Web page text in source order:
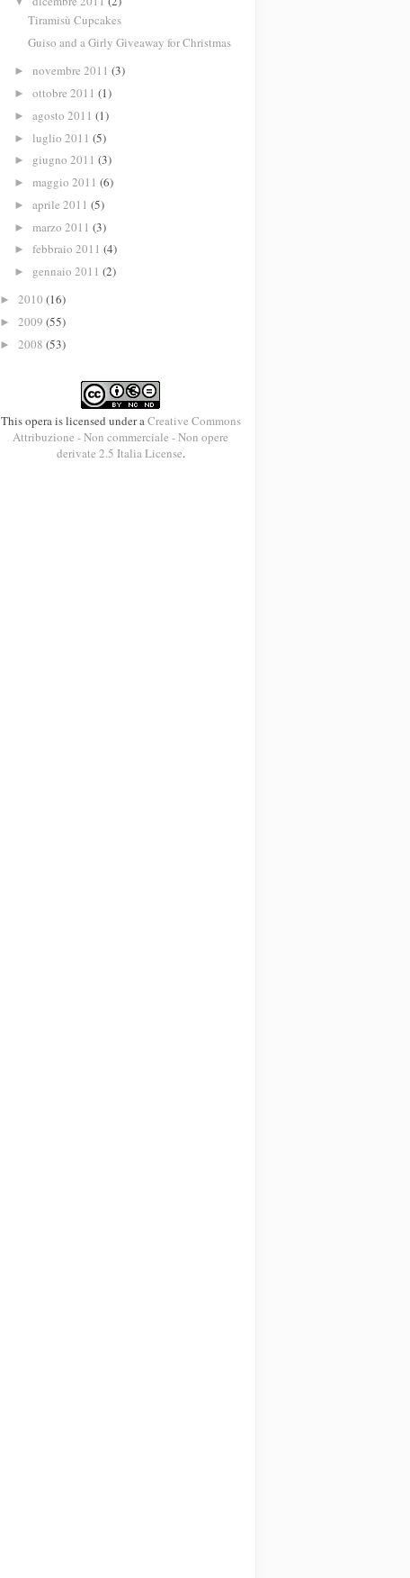
Tiramisù Cupcakes
Guiso and a Girly Giveaway for Christmas
► novembre 2011 (3)
► ottobre 2011 (1)
► agosto 2011 (1)
► luglio 2011 (5)
► giugno 2011 (3)
► maggio 2011 (6)
► aprile 2011 (5)
► marzo 2011 (3)
► febbraio 2011 (4)
► gennaio 2011 (2)
► 2010 (16)
► 2009 (55)
► 2008 (53)
This opera is licensed under aCreative Commons
Attribuzione - Non commerciale - Non opere
derivate 2.5 Italia License.